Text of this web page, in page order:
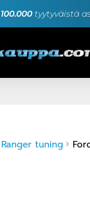
tyytyväistä
tuning